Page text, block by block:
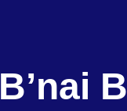
B’nai